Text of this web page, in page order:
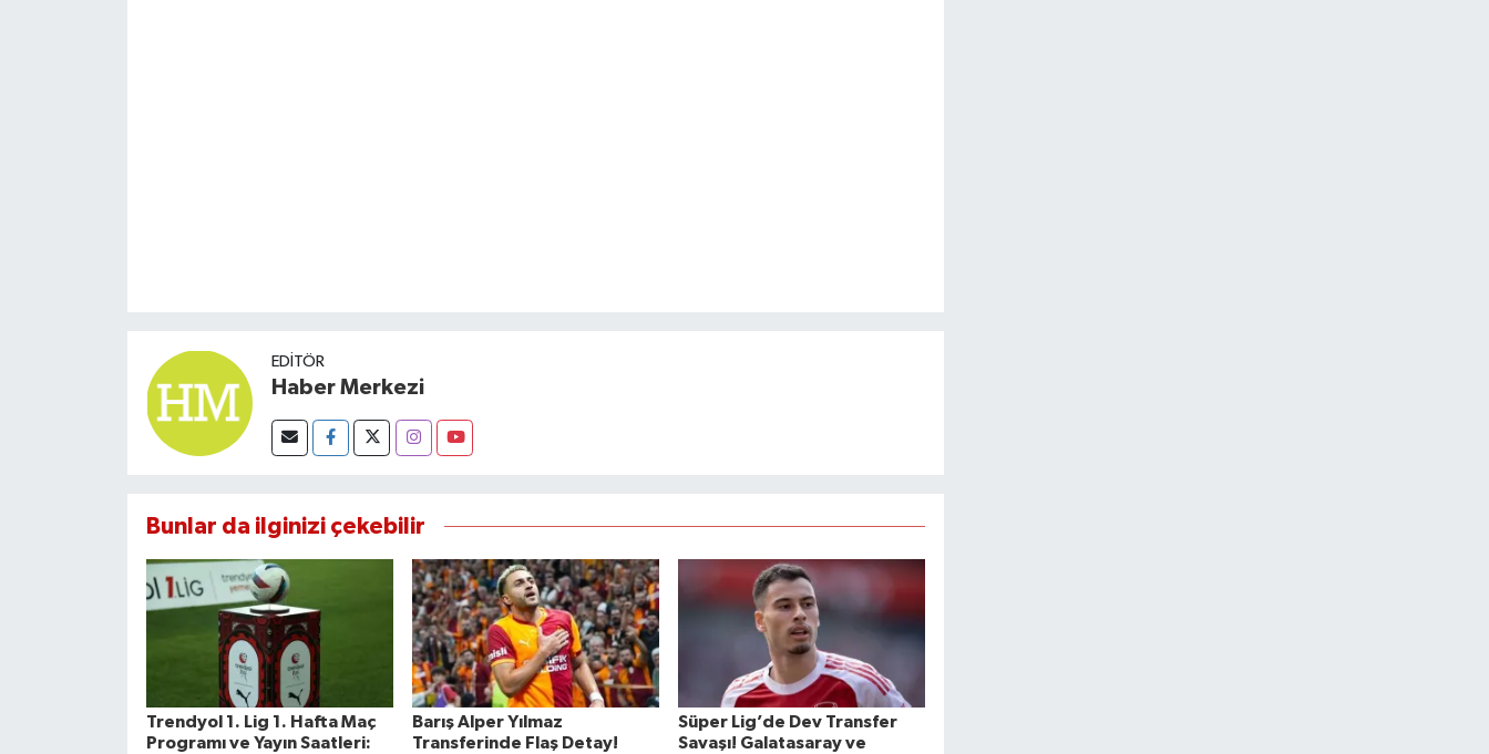
EDITÖR
Haber Merkezi
Bunlar da ilginizi çekebilir
Trendyol 1. Lig 1. Hafta Maç
Programı ve Yayın Saatleri:
Barış Alper Yılmaz
Transferinde Flaş Detay!
Süper Lig’de Dev Transfer
Savaşı! Galatasaray ve